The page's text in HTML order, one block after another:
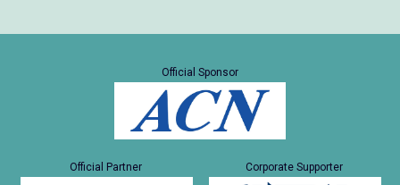
Official Sponsor
Official Partner Corporate Supporter